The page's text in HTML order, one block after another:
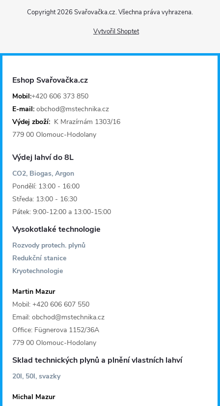
p
Vytvořil Shoptet
Copyright 2026 Svařovačka.cz. Všechna práva vyhrazena.
Eshop Svařovačka.cz
Mobil:+420 606 373 850
E-mail: obchod@mstechnika.cz
Výdej zboží: K Mrazírnám 1303/16
779 00 Olomouc-Hodolany
Výdej lahví do 8L
CO2, Biogas, Argon
Pondělí: 13:00 - 16:00
Středa: 13:00 - 16:30
Pátek: 9:00-12:00 a 13:00-15:00
Vysokotlaké technologie
Rozvody protech. plynů
Redukční stanice
Kryotechnologie
Martin Mazur
Mobil: +420 606 607 550
Email: obchod@mstechnika.cz
Office: Fügnerova 1152/36A
779 00 Olomouc-Hodolany
Sklad technických plynů a plnění vlastních lahví
20l, 50l, svazky
Michal Mazur